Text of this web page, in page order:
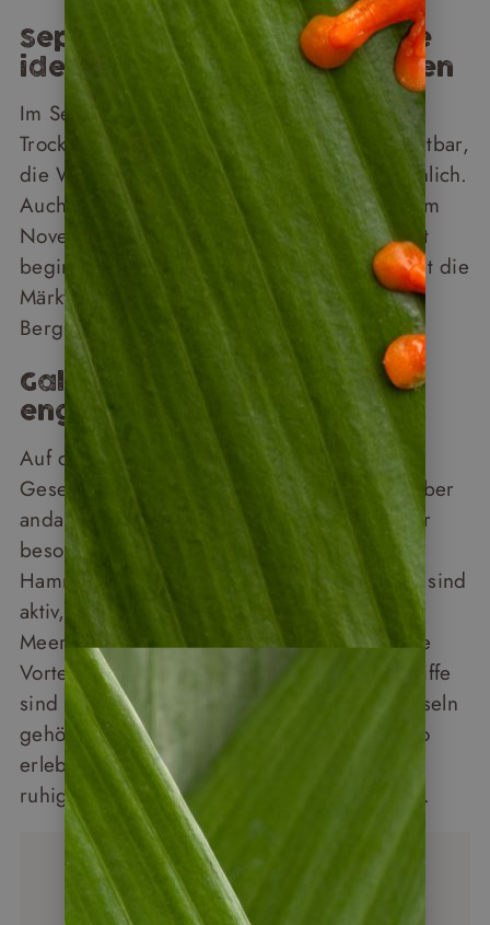
September und Oktober: die
ideale Reisezeit für die Anden
Im September herrscht in den Anden
Trockenzeit – die Vulkangipfel sind klar sichtbar,
die Wege trockener, das Licht außergewöhnlich.
Auch der Oktober ist gut bereisbar, bevor im
November in vielen Regionen die Regenzeit
beginnt. Wer Ecuador im Herbst bereist, hat die
Märkte, die Wanderwege und die
Berglandschaften weitgehend für sich.
Galápagos: Wildnis auf
engstem Raum
Auf den Galápagos-Inseln gelten eigene
Gesetze. Die Garúa-Jahreszeit, die bis Oktober
andauert, ist für Taucher und Tierbeobachter
besonders reizvoll: Das kühle Wasser zieht
Hammerhaie und Wale an, die Schildkröten sind
aktiv, die Seelöwen unerschrocken, die
Meerechsen überall. Und der entscheidende
Vorteil gegenüber der Hochsaison: Die Schiffe
sind nicht ausgebucht, die Pfade auf den Inseln
gehören fast Ihnen allein. Wer Galápagos so
erleben möchte, wie Darwin es erlebt hat –
ruhig, unberührt, fast zeitlos –, kommt jetzt.